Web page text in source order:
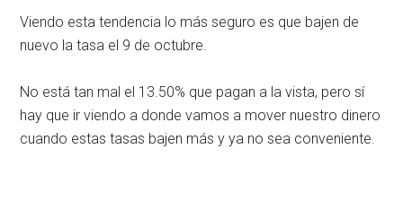
Viendo esta tendencia lo más seguro es que bajen de
nuevo la tasa el 9 de octubre.
No está tan mal el 13.50% que pagan a la vista, pero sí
hay que ir viendo a donde vamos a mover nuestro dinero
cuando estas tasas bajen más y ya no sea conveniente.